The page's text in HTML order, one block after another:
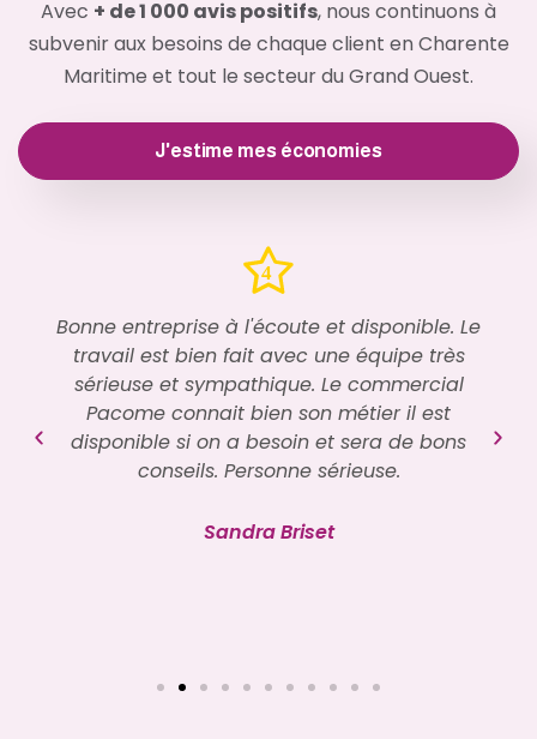
Avec + de 1 000 avis positifs, nous continuons à
subvenir aux besoins de chaque client en Charente
Maritime et tout le secteur du Grand Ouest.
J'estime mes économies
Bonne entreprise à l'écoute et disponible. Le
travail est bien fait avec une équipe très
sérieuse et sympathique. Le commercial
Pacome connait bien son métier il est
disponible si on a besoin et sera de bons
conseils. Personne sérieuse.
Sandra Briset